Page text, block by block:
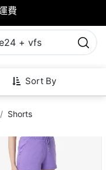
費
Sort By
Shorts